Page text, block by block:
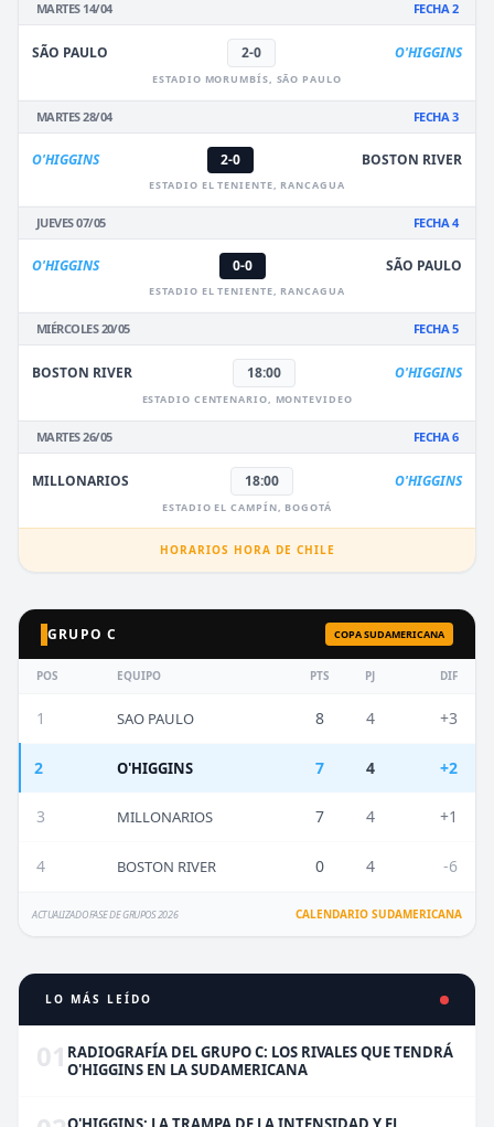
MARTES 14/04 FECHA 2
SÃO PAULO 2-0 O'HIGGINS
ESTADIO MORUMBÍS, SÃO PAULO
MARTES 28/04 FECHA 3
O'HIGGINS 2-0 BOSTON RIVER
ESTADIO EL TENIENTE, RANCAGUA
JUEVES 07/05 FECHA 4
O'HIGGINS 0-0 SÃO PAULO
ESTADIO EL TENIENTE, RANCAGUA
MIÉRCOLES 20/05 FECHA 5
BOSTON RIVER 18:00 O'HIGGINS
ESTADIO CENTENARIO, MONTEVIDEO
MARTES 26/05 FECHA 6
MILLONARIOS 18:00 O'HIGGINS
ESTADIO EL CAMPÍN, BOGOTÁ
HORARIOS HORA DE CHILE
GRUPO C COPA SUDAMERICANA
POS EQUIPO PTS PJ DIF
1 SAO PAULO 8 4 +3
2 O'HIGGINS 7 4 +2
3 MILLONARIOS 7 4 +1
4 BOSTON RIVER 0 4 -6
ACTUALIZADO FASE DE GRUPOS 2026 CALENDARIO SUDAMERICANA
LO MÁS LEÍDO
01 RADIOGRAFÍA DEL GRUPO C: LOS RIVALES QUE TENDRÁ
O'HIGGINS EN LA SUDAMERICANA